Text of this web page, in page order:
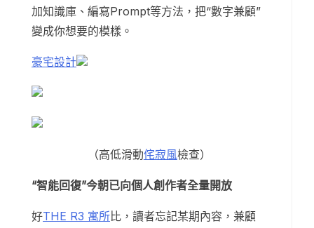
加知識庫、編寫Prompt等方法，把“數字兼顧”
變成你想要的模樣。
豪宅設計
（高低滑動侘寂風檢查）
“智能回復”今朝已向個人創作者全量開放
好THE R3 寓所比，讀者忘記某期內容，兼顧